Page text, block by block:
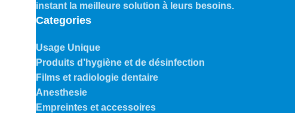
instant la meilleure solution à leurs besoins.
Categories
Usage Unique
Produits d’hygiène et de désinfection
Films et radiologie dentaire
Anesthesie
Empreintes et accessoires